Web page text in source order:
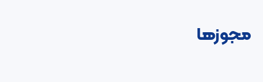
مجوزها